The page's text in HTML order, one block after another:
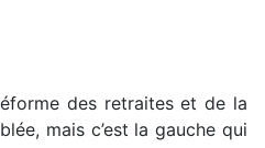
des retraites et de la
mais c’est la gauche qui